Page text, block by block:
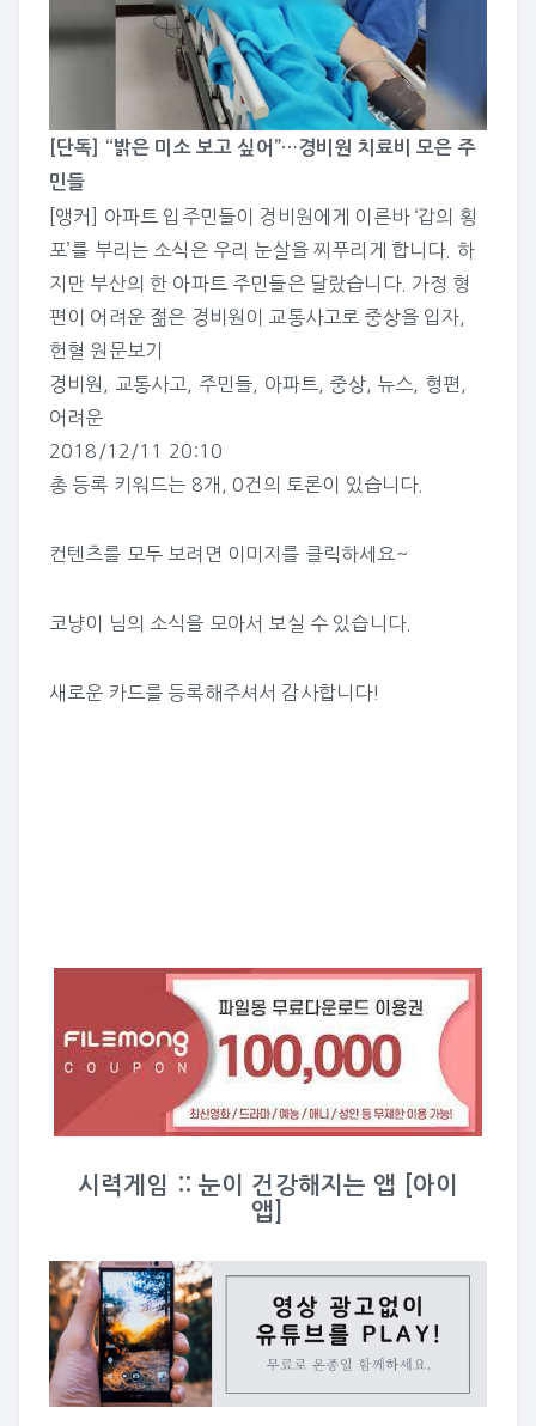
[단독] “밝은 미소 보고 싶어”…경비원 치료비 모은 주
민들
[앵커] 아파트 입주민들이 경비원에게 이른바 ‘갑의 횡
포’를 부리는 소식은 우리 눈살을 찌푸리게 합니다. 하
지만 부산의 한 아파트 주민들은 달랐습니다. 가정 형
편이 어려운 젊은 경비원이 교통사고로 중상을 입자,
헌혈 원문보기
경비원
교통사고 주민들 아파트 중상, 뉴스 형편
어려운
2018/12/11 20:10
총 등록 키워드는 8개 ,0건 의 토론이 있습니다.
컨텐츠를 모두 보려면 이미지를 클릭하세요~
코냥이 님의 소식을 모아서 보실 수 있습니다.
새로운 카드를 등록해주셔서 감사합니다!
시력게임 :: 눈이 건강해지는 앱 [아이
앱]